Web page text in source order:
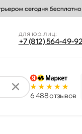
для юр.лиц:
+7 (812) 564-49-92
6 488 отзыво